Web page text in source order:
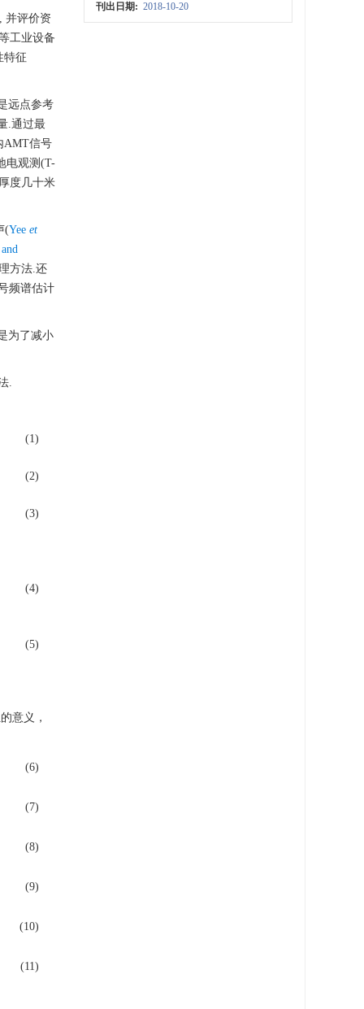
并评价资
工业设备
特征
远点参考
.通过最
AMT信号
电观测(T-
度几十米
(Yee et
方法.还
频谱估计
为了减小
.
(1)
(2)
(3)
(4)
(5)
意义，
(6)
(7)
(8)
(9)
(10)
(11)
刊出日期: 2018-10-20